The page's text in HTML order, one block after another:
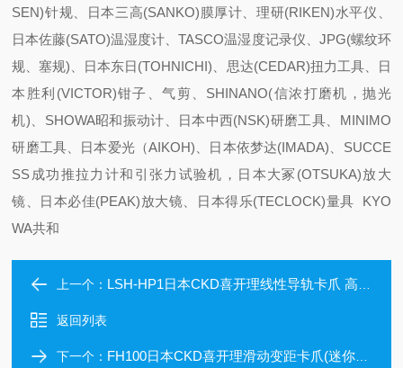
SEN)针规、日本三高(SANKO)膜厚计、理研(RIKEN)水平仪、
日本佐藤(SATO)温湿度计、TASCO温湿度记录仪、JPG(螺纹环
规、塞规)、日本东日(TOHNICHI)、思达(CEDAR)扭力工具、日
本胜利(VICTOR)钳子、气剪、SHINANO(信浓打磨机，抛光
机)、SHOWA昭和振动计、日本中西(NSK)研磨工具、MINIMO
研磨工具、日本爱光（AIKOH)、日本依梦达(IMADA)、SUCCE
SS成功推拉力计和引张力试验机，日本大冢(OTSUKA)放大
镜、日本必佳(PEAK)放大镜、日本得乐(TECLOCK)量具 KYO
WA共和
上一个： LSH-HP1日本CKD喜开理线性导轨卡爪 高刚性
返回列表
下一个： FH100日本CKD喜开理滑动变距卡爪(迷你平行卡爪)